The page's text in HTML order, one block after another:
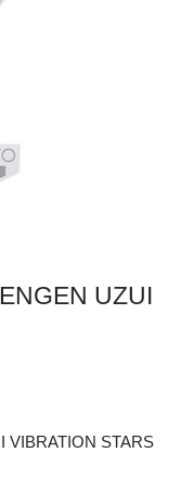
UZUI
VIBRATION STARS